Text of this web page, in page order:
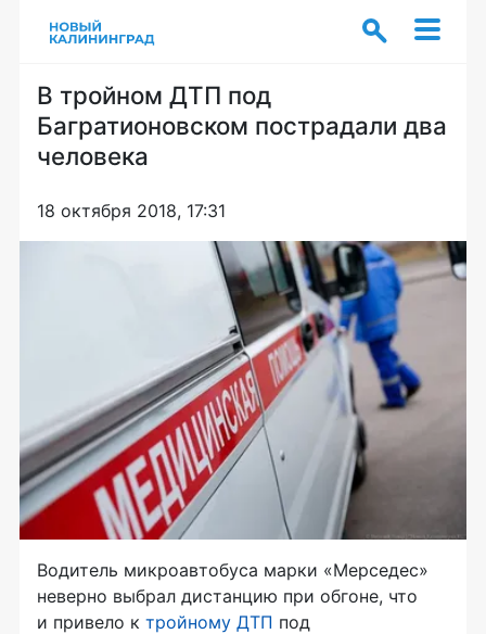
В тройном ДТП под
Багратионовском пострадали два
человека
18 октября 2018, 17:31
Водитель микроавтобуса марки «Мерседес»
неверно выбрал дистанцию при обгоне, что
и привело к тройному ДТП под